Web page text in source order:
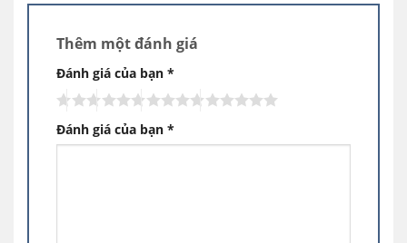
Tủ Mát Sanaky VH-6009HP (7)
Công nghệ làm lạnh Tủ mát VH-6009HP
– Công nghệ làm lạnh Nofrost sẽ phân bổ
luồng hơi lạnh đến mọi ngóc ngách trong từng
Thêm một đánh giá
Đánh giá của bạn *
Đánh giá của bạn *